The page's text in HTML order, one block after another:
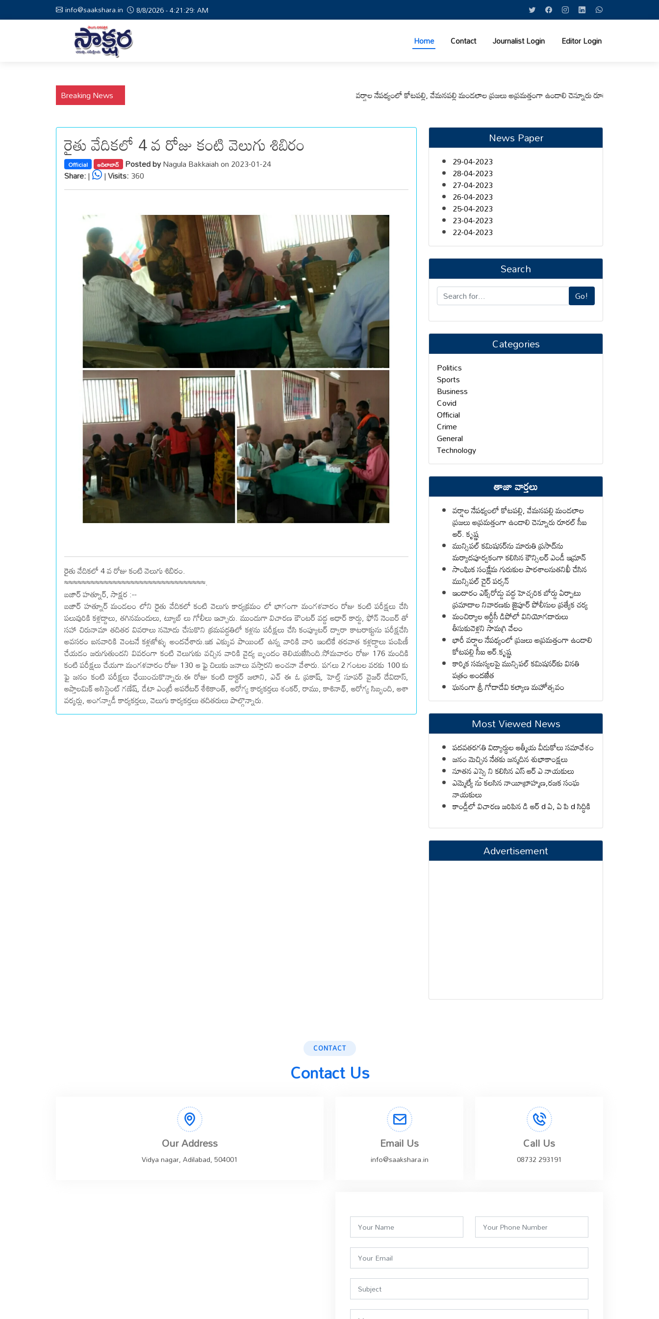
info@saakshara.in 8/8/2026 - 4:21:30: AM
Home Contact Journalist Login Editor Login
Breaking News వర్షాల నేపథ్యంలో కోటపల్లి, వేమనపల్లి మండలాల ప్రజలు అప్రమత్తంగా ఉండాలి చెన్నూరు రూరల్ సీఐ ఆర్. కృష్ణ
రైతు వేదికలో 4 వ రోజు కంటి వెలుగు శిబిరం
Official ఆదిలాబాద్ Posted byNagula Bakkaiah on 2023-01-24
Share:| |Visits:360
రైతు వేదికలో 4 వ రోజు కంటి వెలుగు శిబిరం.
≈≈≈≈≈≈≈≈≈≈≈≈≈≈≈≈≈≈≈≈≈≈≈≈≈≈≈≈≈≈≈≈.
బజార్ హత్నూర్, సాక్షర :--
బజార్ హత్నూర్ మండలం లోని రైతు వేదికలో కంటి వెలుగు కార్యక్రమం లో భాగంగా మంగళవారం రోజు కంటి పరీక్షలు చేసి
పలువురికి కళ్లద్దాలు, తగినమందులు, ట్యూబ్ లు గోలీలు ఇచ్చారు. ముందుగా విచారణ కౌంటర్ వద్ద ఆధార్ కార్డు, ఫోన్ నెంబర్ తో
సహా చిరునామా తదితర వివరాలు నమోదు చేసుకొని క్రమపద్దతిలో కళ్లను పరీక్షలు చేసి కంప్యూటర్ ద్వారా కాటరాక్టును పరీక్షచేసి
అవసరం ఐనవారికి వెంటనే కళ్లజోళ్ళు అందచేశారు.ఇక ఎక్కువ పాయింట్ ఉన్న వారికి వారి ఇంటికే తరవాత కళ్లద్దాలు పంపిణీ
చేయడం జరుగుతుందని వివరంగా కంటి వెలుగుకు వచ్చిన వారికి వైద్య బృందం తెలియజేసింది.సోమవారం రోజు 176 మందికి
కంటి పరీక్షలు చేయగా మంగళవారం రోజు 130 ఆ ఫై చిలుకు జనాలు వస్తారని అంచనా వేశారు. పగలు 2 గంటల వరకు 100 కు
ఫై జనం కంటి పరీక్షలు ఛేయించుకొన్నారు.ఈ రోజు కంటి డాక్టర్ జలాని, ఎచ్ ఈ ఓ ప్రకాష్, హెల్త్ సూపర్ వైజర్ దేవిదాస్,
ఆప్తాలమిక్ అసిస్టెంట్ గణేష్, డేటా ఎంట్రీ అపరేటర్ శేశికాంత్, ఆరోగ్య కార్యకర్తలు శంకర్, రాము, కాశినాథ్, ఆరోగ్య సిబ్బంది, ఆశా
వర్కర్లు, అంగన్వాడీ కార్యకర్తలు, వెలుగు కార్యకర్తలు తదితరులు పాల్గొన్నారు.
News Paper
29-04-2023
28-04-2023
27-04-2023
26-04-2023
25-04-2023
23-04-2023
22-04-2023
Search
Go!
Categories
Politics
Sports
Business
Covid
Official
Crime
General
Technology
తాజా వార్తలు
వర్షాల నేపథ్యంలో కోటపల్లి, వేమనపల్లి మండలాల
ప్రజలు అప్రమత్తంగా ఉండాలి చెన్నూరు రూరల్ సీఐ
ఆర్. కృష్ణ
మున్సిపల్ కమిషనర్‌ను మారుతి ప్రసాద్‌ను
మర్యాదపూర్వకంగా కలిసిన కౌన్సిలర్ ఎండీ ఇమ్రాన్ ​
సాంఘిక సంక్షేమ గురుకుల పాఠశాలనుతనిఖీ చేసిన
మున్సిపల్ చైర్ పర్సన్
ఇందారం ఎక్స్‌రోడ్డు వద్ద హెచ్చరిక బోర్డు ఏర్పాటు
ప్రమాదాల నివారణకు జైపూర్ పోలీసుల ప్రత్యేక చర్య
మంచిర్యాల ఆర్టీసీ డిపోలో వినియోగదారులు
తీసుకువెళ్లని సామగ్రి వేలం
భారీ వర్షాల నేపథ్యంలో ప్రజలు అప్రమత్తంగా ఉండాలి
కోటపల్లి సీఐ ఆర్.కృష్ణ
కార్మిక సమస్యలపై మున్సిపల్ కమిషనర్‌కు వినతి
పత్రం అందజేత
ఘనంగా శ్రీ గోదాదేవి కల్యాణ మహోత్సవం
Most Viewed News
పదవతరగతి విద్యార్థుల ఆత్మీయ వీడుకోలు సమావేశం
జనం మెచ్చిన నేతకు జన్మదిన శుభాకాంక్షలు
నూతన ఎస్సై ని కలిసిన ఎస్ ఆర్ ఎ నాయకులు
ఎమ్మెల్యే ను కలసిన నాయీబ్రాహ్మణ,రజక సంఘ
నాయకులు
కాండ్లీలో విచారణ జరిపిన డి ఆర్ d ఏ, ఏ పి d సిద్ధికి
Advertisement
CONTACT
Contact Us
Our Address
Vidya nagar, Adilabad, 504001
Email Us
info@saakshara.in
Call Us
08732 293191